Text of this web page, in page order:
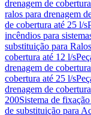
drenagem de
ralos para drenagem
de cobertura até 25 l/s
incêndios para
substituição para
cobertura até 12 l/s
drenagem de
cobertura até 25 l/s
drenagem de
200Sistema de
de substituição para